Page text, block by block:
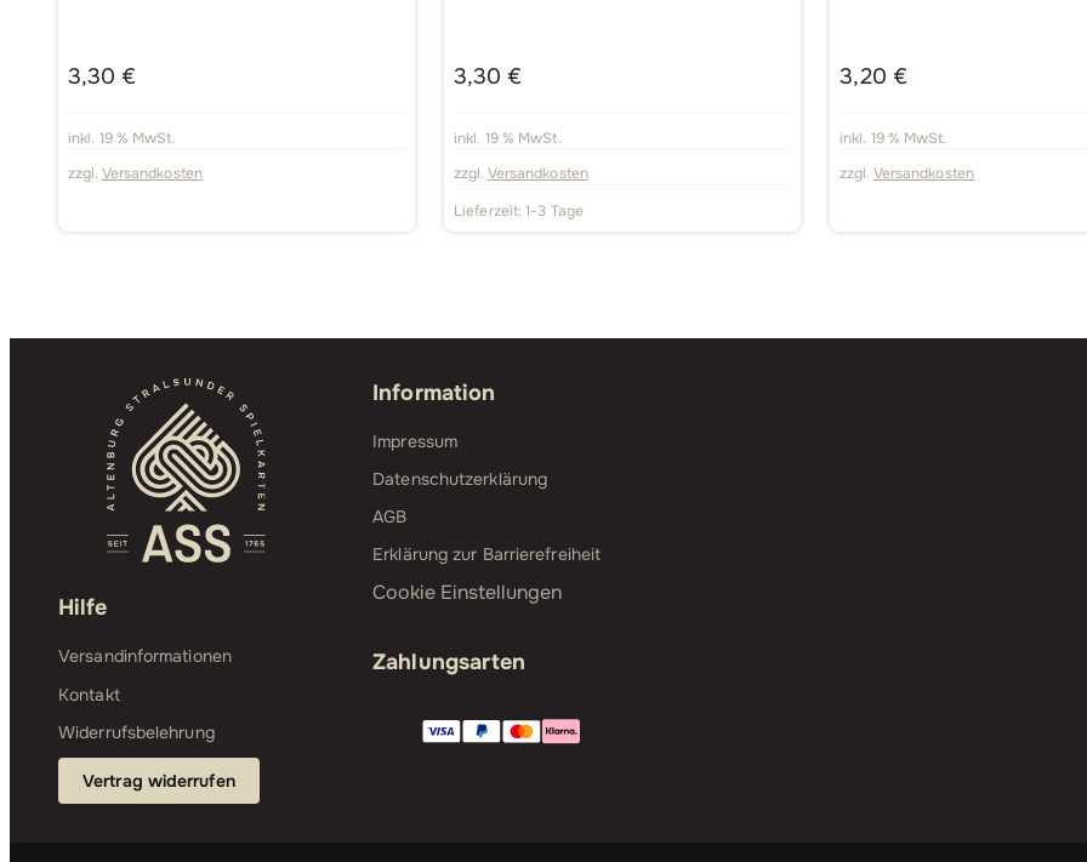
3,30 €
inkl. 19 % MwSt.
zzgl. Versandkosten
3,30 €
inkl. 19 % MwSt.
zzgl. Versandkosten
Lieferzeit:1-3 Tage
3,20 €
inkl. 19 % MwSt.
zzgl. Versandkosten
Hilfe
Versandinformationen
Kontakt
Widerrufsbelehrung
Vertrag widerrufen
Information
Impressum
Datenschutzerklärung
AGB
Erklärung zur Barrierefreiheit
Cookie Einstellungen
Zahlungsarten